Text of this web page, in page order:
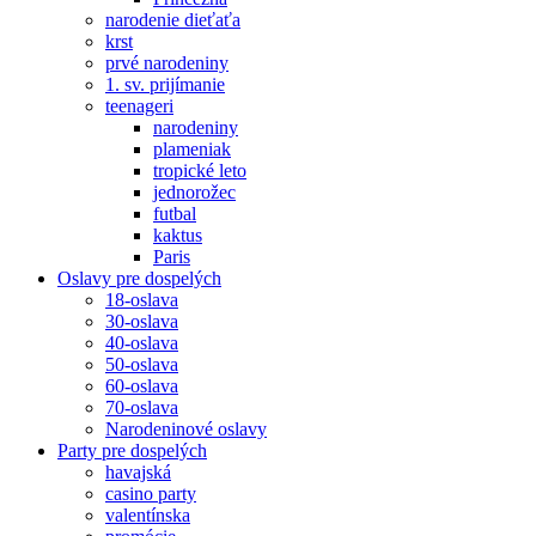
narodenie dieťaťa
krst
prvé narodeniny
1. sv. prijímanie
teenageri
narodeniny
plameniak
tropické leto
jednorožec
futbal
kaktus
Paris
Oslavy pre dospelých
18-oslava
30-oslava
40-oslava
50-oslava
60-oslava
70-oslava
Narodeninové oslavy
Party pre dospelých
havajská
casino party
valentínska